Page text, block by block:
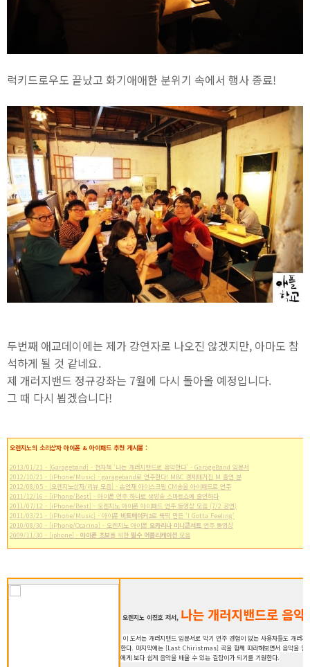
럭키드로우도 끝났고 화기애애한 분위기 속에서 행사 종료!
두번째 애교데이에는 제가 강연자로 나오진 않겠지만, 아마도 참
석하게 될 것 같네요.
제 개러지밴드 정규강좌는 7월에 다시 돌아올 예정입니다.
그 때 다시 뵙겠습니다!
오렌지노의 소리상자 아이폰 & 아이패드 추천 게시물 :
2013/01/21 - [Garageband] - 전자책 '나는 개러지밴드로 음악한다' - GarageBand 입문서
2012/10/21 - [iPhone/Music] - garageband로 연주한다! MBC 경제매거진 M 출연 분
2012/08/05 - [오렌지노상자/리뷰 모음] - 손연재 아이스크림 CM송을 아이패드로 연주
2011/12/16 - [iPhone/Best] - 아이폰 연주 하나로 생방송 스마트쇼에 출연하다
2011/07/12 - [iPhone/Best] - 오렌지노 아이폰 아이패드 연주 동영상 모음 (7/2 공연)
2011/03/21 - [iPhone/Music] - 아이폰 비트메이커2로 뚝딱 만든 'I Gotta Feeling'
2010/08/30 - [iPhone/Ocarina] - 오렌지노 아이폰 오카리나 미니콘서트 연주 동영상
2009/11/30 - [iphone] - 아이폰 초보를 위한 필수 어플리케이션 모음
오렌지노 이진호 저서, 나는 개러지밴드로 음악
이 도서는 개러지밴드 입문서로 악기 연주 경험이 없는 사용자들도 개러
한다. 마지막에는 [Last Chiristmas] 곡을 함께 따라해보면서 음악을 만
에게 보다 쉽게 음악을 배울 수 있는 길잡이가 되기를 기원한다.